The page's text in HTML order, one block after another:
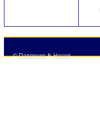
©Павленко&Носов